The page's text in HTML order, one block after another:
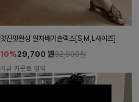
멋진핏완성 일자배기슬랙스[S,M,L사이즈]
10%29,700 원32,900원
리뷰 카운트 영역